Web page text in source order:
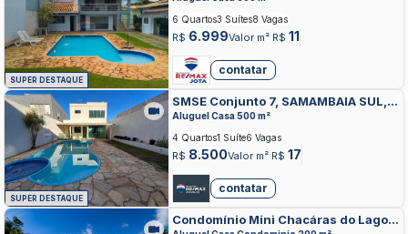
SUPER DESTAQUE
R$ 6.999Valor m² R$ 11
6 Quartos3 Suítes8 Vagas
contatar
SUPER DESTAQUE
SMSE Conjunto 7, SAMAMBAIA SUL,
SAMAMBAIA
Aluguel Casa 500 m²
R$ 8.500Valor m² R$ 17
4 Quartos1 Suíte6 Vagas
contatar
Condomínio Mini Chacáras do Lago